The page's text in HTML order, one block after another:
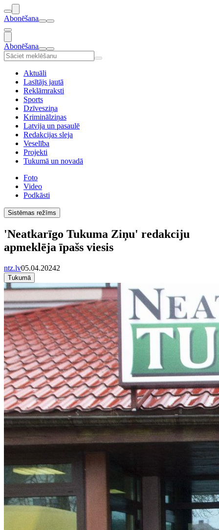
Abonēšana
Abonēšana
Aktuāli
Lasītājs jautā
Reklāmraksti
Sports
Dzīvesziņa
Kriminālziņas
Latvija un pasaulē
Redakcijas sleja
Veselība
Projekti
Tukumā un novadā
Foto
Video
Podkāsti
Sistēmas režīms
'Neatkarīgo Tukuma Ziņu' redakciju
apmeklēja īpašs viesis
ntz.lv05.04.20242
Tukumā